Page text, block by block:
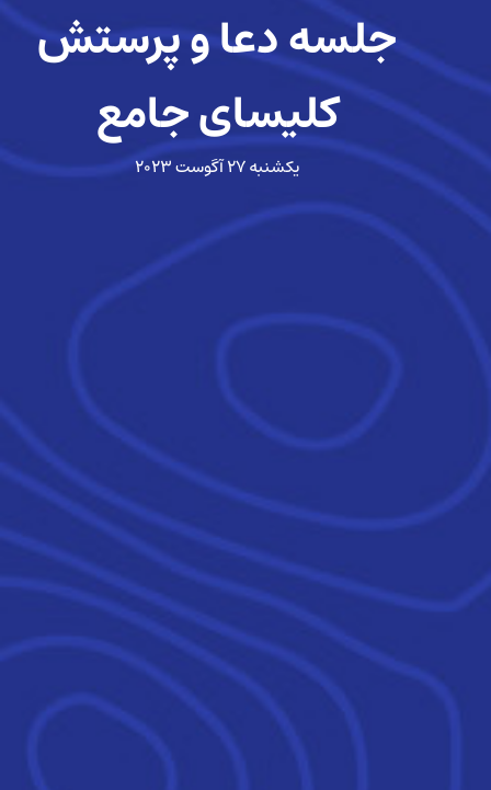
جلسه دعا و پرستش
کلیسای جامع
یکشنبه ۲۷ آگوست ۲۰۲۳